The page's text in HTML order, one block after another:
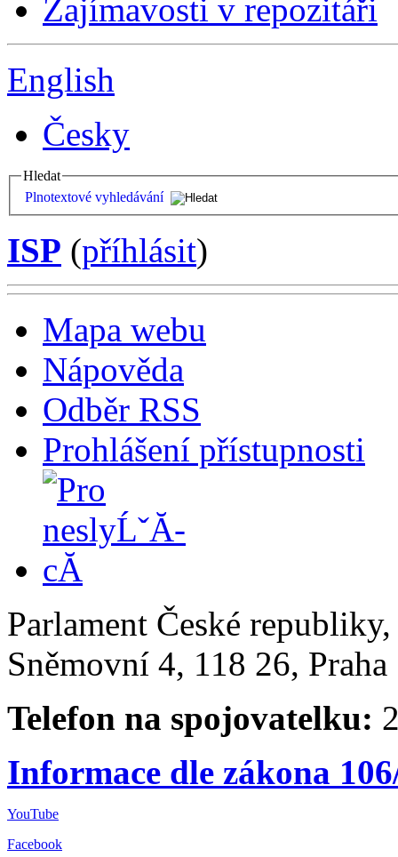
Zajímavosti v repozitáři
English
Česky
Hledat
Plnotextové vyhledávání
ISP (příhlásit)
Mapa webu
Nápověda
Odběr RSS
Prohlášení přístupnosti
Parlament České
Sněmovní 4, 118 26,
Telefon na spojovatelku:
Informace dle zákona
YouTube
Facebook